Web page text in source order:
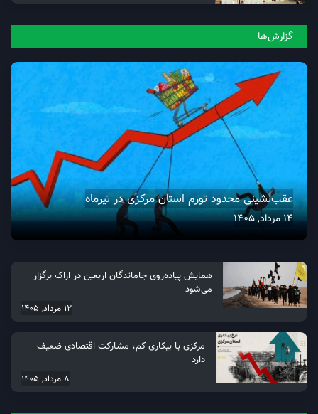
گزارش‌ها
عقب‌نشینی محدود تورم استان مرکزی در تیرماه
14 مرداد, 1405
همایش پیاده‌روی جاماندگان اربعین در اراک برگزار
می‌شود
12 مرداد, 1405
مرکزی با بیکاری کم، مشارکت اقتصادی ضعیف
دارد
8 مرداد, 1405